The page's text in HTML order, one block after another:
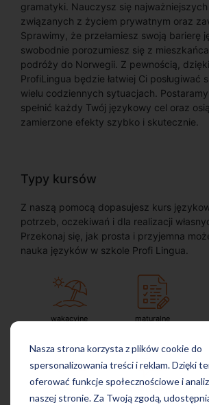
Nasza strona korzysta z plików cookie do
spersonalizowania treści i reklam. Dzięki
oferować funkcje społecznościowe i
naszej stronie. Za Twoją zgodą,
gramatyki. Nauczysz się
związanych z życiem prywatnym oraz
Sprawimy, że przełamiesz swoją barierę
swobodnie porozumiesz się z
podróży do Norwegii. Z pewnością,
ProfiLingua będzie łatwiej Ci posługiwać
wielu codziennych sytuacjach.
spełnić każdy Twój językowy cel oraz
zamierzone efekty szybko i skutecznie.
Typy kursów
Z naszą pomocą dopasujesz kurs
potrzeb, oczekiwań i dla realizacji
Przekonaj się, jak prosta i przyjemna
nauka języków w szkole Profi Lingua.
wakacyjne maturalne